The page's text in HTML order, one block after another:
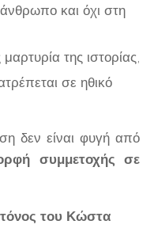
και όχι στη
της ιστορίας,
σε ηθικό
δεν είναι φυγή από
συμμετοχής σε
τόνος του Κώστα